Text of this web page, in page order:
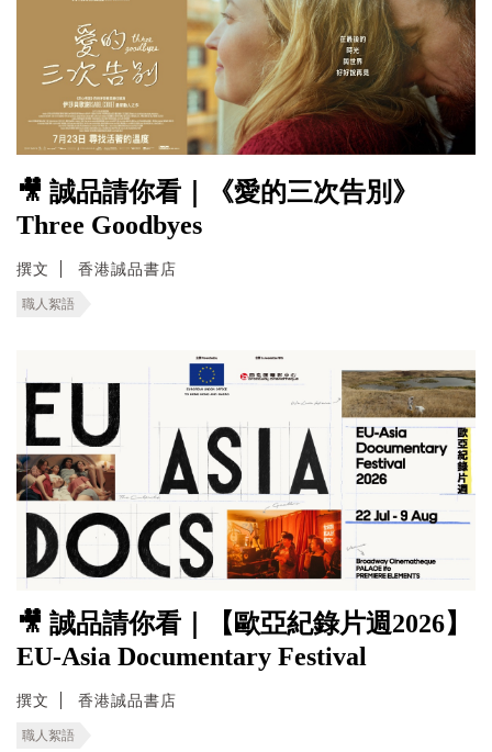
🎥 誠品請你看｜《愛的三次告別》
Three Goodbyes
撰文 香港誠品書店
職人絮語
🎥 誠品請你看｜【歐亞紀錄片週2026】
EU-Asia Documentary Festival
撰文 香港誠品書店
職人絮語